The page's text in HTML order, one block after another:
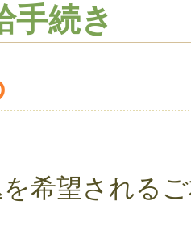
手続き
希望される